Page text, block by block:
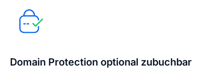
Domain Protection optional zubuchbar